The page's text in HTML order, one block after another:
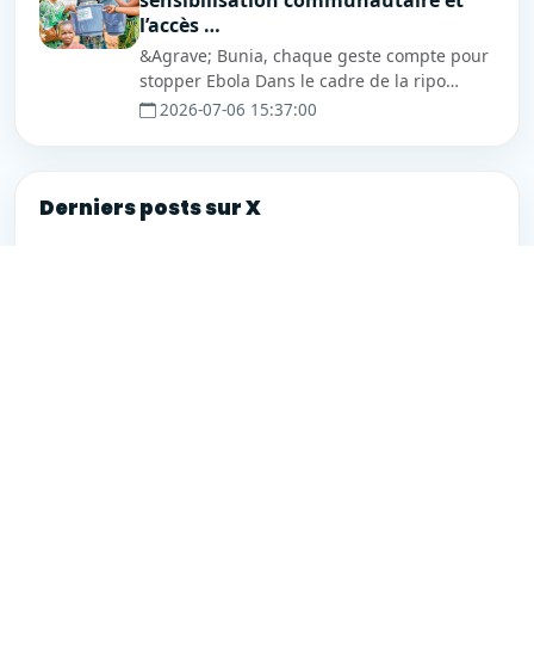
l’accès …
&Agrave; Bunia, chaque geste compte pour
stopper Ebola Dans le cadre de la ripo…
2026-07-06 15:37:00
Derniers posts sur X